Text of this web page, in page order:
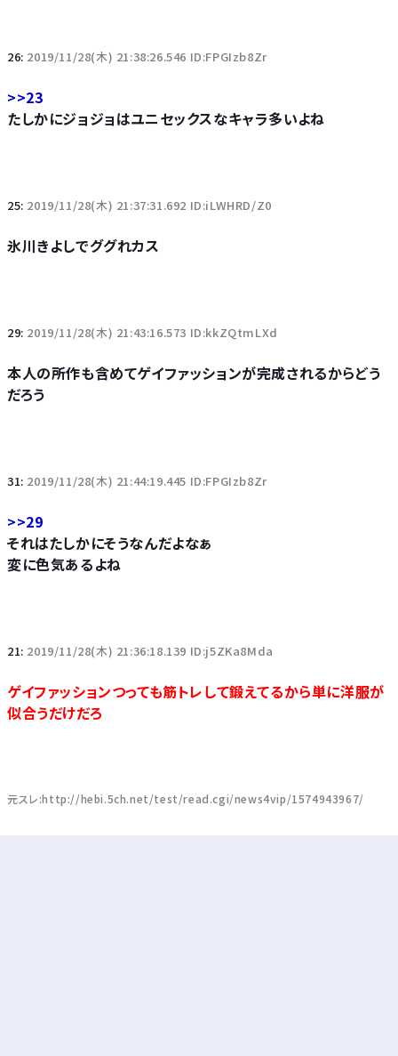
26: 2019/11/28(木) 21:38:26.546 ID:FPGIzb8Zr
>>23
たしかにジョジョはユニセックスなキャラ多いよね
25: 2019/11/28(木) 21:37:31.692 ID:iLWHRD/Z0
氷川きよしでググれカス
29: 2019/11/28(木) 21:43:16.573 ID:kkZQtmLXd
本人の所作も含めてゲイファッションが完成されるからどう
だろう
31: 2019/11/28(木) 21:44:19.445 ID:FPGIzb8Zr
>>29
それはたしかにそうなんだよなぁ
変に色気あるよね
21: 2019/11/28(木) 21:36:18.139 ID:j5ZKa8Mda
ゲイファッションつっても筋トレして鍛えてるから単に洋服が
似合うだけだろ
元スレ:http://hebi.5ch.net/test/read.cgi/news4vip/1574943967/